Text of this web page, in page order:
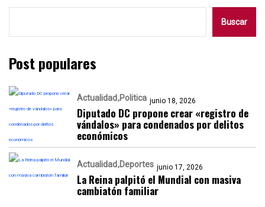
Buscar
Post populares
Actualidad Politica junio 18, 2026
Diputado DC propone crear «registro de
vándalos» para condenados por delitos
económicos
Actualidad Deportes junio 17, 2026
La Reina palpitó el Mundial con masiva
cambiatón familiar